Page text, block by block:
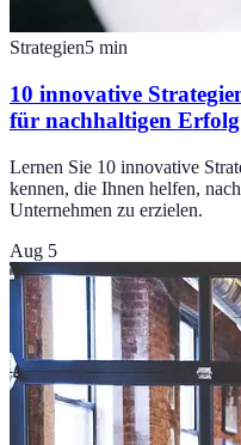
Strategien5 min
10 innovative
für nachhaltigen Erfolg
Lernen Sie 10 innovative
kennen, die Ihnen helfen,
Unternehmen zu erzielen.
Aug 5